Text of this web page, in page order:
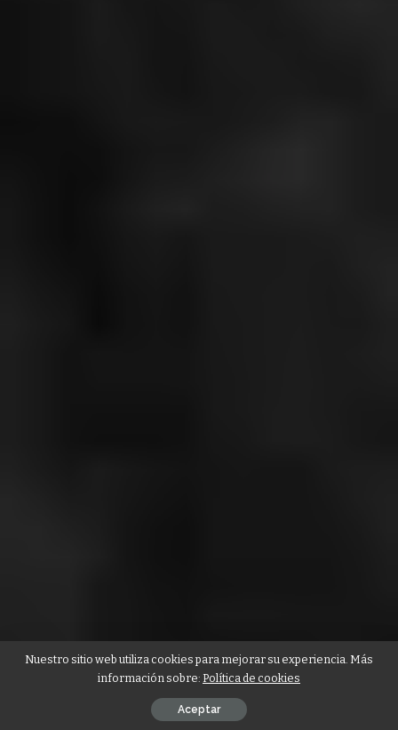
Nuestro sitio web utiliza cookies para mejorar su experiencia. Más
información sobre: Política de cookies
Aceptar